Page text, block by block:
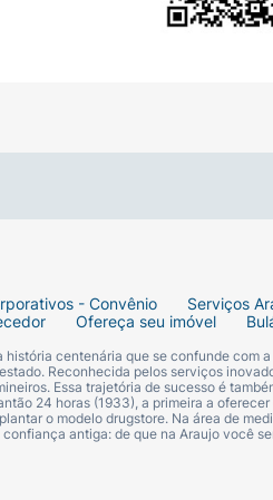
- Convênio Serviços
Ofereça seu imóvel
centenária que se confunde com
Reconhecida pelos serviços
Essa trajetória de sucesso é
24 horas (1933), a primeira a
o modelo drugstore. Na área de
antiga: de que na Araujo você